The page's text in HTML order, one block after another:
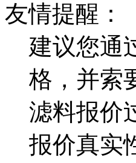
友情提醒：
建议您通
格，并索
滤料报价
报价真实